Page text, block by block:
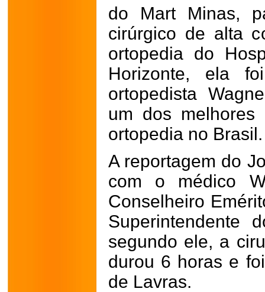
do Mart Minas,
cirúrgico de alta
ortopedia do
Horizonte, ela
ortopedista
um dos
ortopedia no Brasil.
A reportagem do
com o médico
Conselheiro
Superintendente
segundo ele, a
durou 6 horas e
de Lavras.